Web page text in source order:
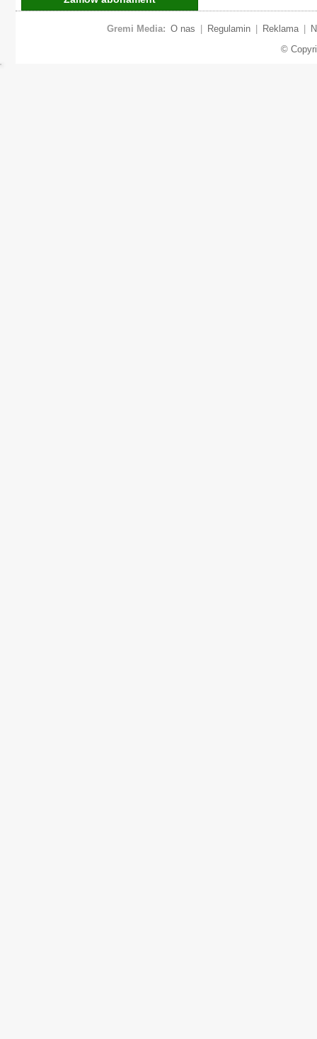
Gremi Media: O nas Regulamin Reklama
©